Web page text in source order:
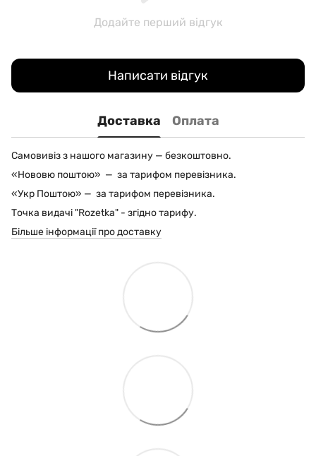
Додайте перший відгук
Написати відгук
Доставка Оплата
Самовивіз з нашого магазину — безкоштовно.
«Нововю поштою» — за тарифом перевізника.
«Укр Поштою» — за тарифом перевізника.
Точка видачі "Rozetka" - згідно тарифу.
Більше інформації про доставку